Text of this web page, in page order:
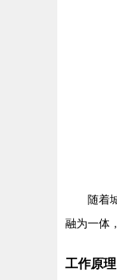
随着
融为一体
工作原